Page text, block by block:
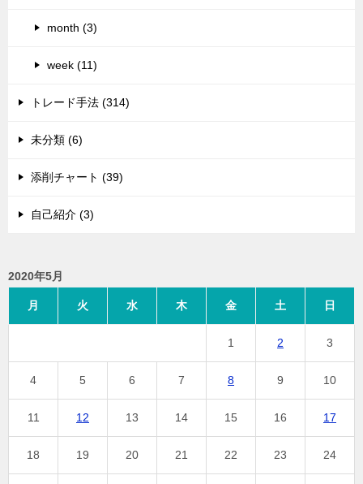
month (3)
week (11)
トレード手法 (314)
未分類 (6)
添削チャート (39)
自己紹介 (3)
2020年5月
月 火 水 木 金 土 日
1 2 3
4 5 6 7 8 9 10
11 12 13 14 15 16 17
18 19 20 21 22 23 24